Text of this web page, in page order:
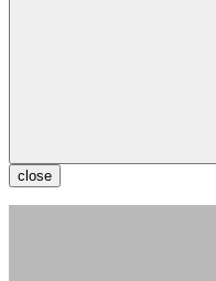
close